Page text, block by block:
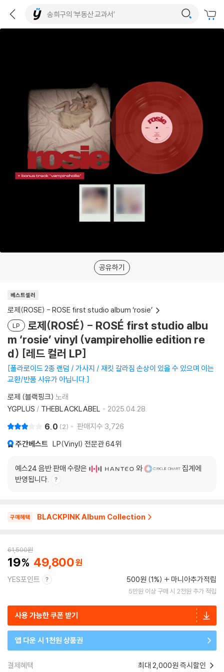
공유하기
베스트셀러
로제(ROSE) - ROSE first studio album ‘rosie’
LP
로제(ROSÉ) - ROSÉ first studio albu
m ‘rosie’ vinyl (vampirehollie edition re
d) [레드 컬러 LP]
폴라로이드 2종 랜덤 / 가사지 / 재킷 갈라짐 손상이 있을 수 있으며 이는
교환/반품 사유가 아닙니다.
로제 (블랙핑크) 노래
YGPLUS / THEBLACKLABEL 2025.04.28.
6.0 2 판매지수 3,726
주간베스트 LP(Vinyl) 전문관64위
예스24 음반 판매 수량은 와
집계에
반영됩니다.
구매혜택 BLACKPINK Album Collection
61,500원
19 49,800
YES포인트 500원 (1%) 마니아추가적립
5만원 이상 구매 시 2천원 추가 적립
사용 가능한 쿠폰 받기
앱 다운 시 1천원 상품권
결제혜택 최대 2,000원 즉시할인